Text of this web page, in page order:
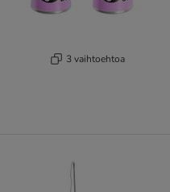
3 vaihtoehtoa